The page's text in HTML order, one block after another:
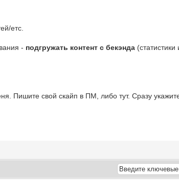
етс.
- подгружать контент с бекэнда
Пишите свой скайп в ПМ, либо тут. Сразу